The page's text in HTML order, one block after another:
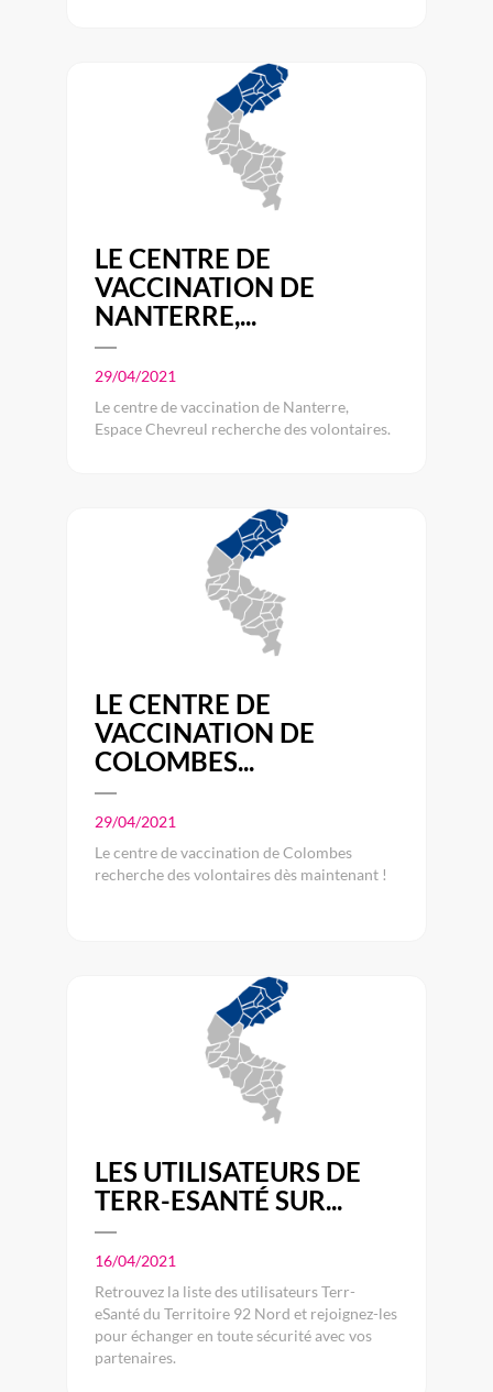
LE CENTRE DE
VACCINATION DE
NANTERRE,...
29/04/2021
Le centre de vaccination de Nanterre,
Espace Chevreul recherche des volontaires.
LE CENTRE DE
VACCINATION DE
COLOMBES...
29/04/2021
Le centre de vaccination de Colombes
recherche des volontaires dès maintenant !
LES UTILISATEURS DE
TERR-ESANTÉ SUR...
16/04/2021
Retrouvez la liste des utilisateurs Terr-
eSanté du Territoire 92 Nord et rejoignez-les
pour échanger en toute sécurité avec vos
partenaires.